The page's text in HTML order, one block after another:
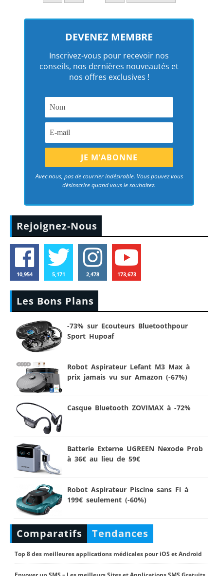
DEVENEZ MEMBRE
Inscrivez-vous pour recevoir nos
conseils, nos dernières nouveautés et
nos offres exclusives !
Avec nous, pas de courrier indésirable. Vous pouvez vous
désinscrire quand vous le souhaitez.
Rejoignez-Nous
10,954 5,171 2,478 173,673
Les Bons Plans
-73% sur Ecouteurs Bluetoothpour
Sport Hupoaf
Robot Aspirateur Lefant M3 Max à
prix jamais vu sur Amazon (-67%)
Casque Bluetooth ZOVIMAX à -72%
Batterie Externe UGREEN Nexode Prob
à 36€ au lieu de 59€
Robot Aspirateur Piscine sans Fi à
199€ seulement (-60%)
Comparatifs Tendances
Top 8 des meilleures applications médicales pour iOS et Android